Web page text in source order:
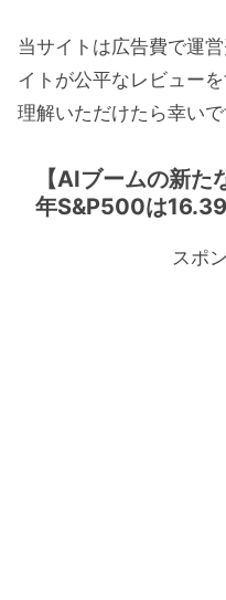
当サイトは広告費で運
イトが公平なレビュー
理解いただけたら幸いで
【AIブームの新
年S&P500は
スポ